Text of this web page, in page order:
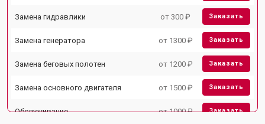
Замена гидравлики от 300 ₽ Заказать
Замена генератора от 1300 ₽ Заказать
Замена беговых полотен от 1200 ₽ Заказать
Замена основного двигателя от 1500 ₽ Заказать
Обслуживание от 1000 ₽ Заказать